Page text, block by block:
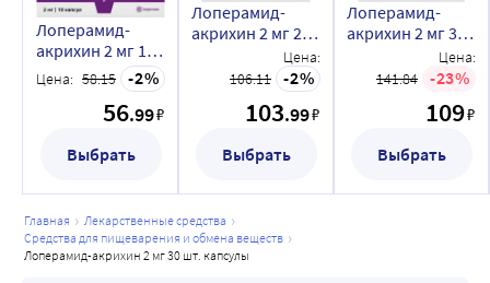
Лоперамид-
акрихин 2 мг 10
шт. капсулы
Цена: 58.15 2
56.99₽
Выбрать
Лоперамид-
акрихин 2 мг 20
Цена:
106.11
2
103.99₽
Выбрать
Лоперамид-
акрихин 2 мг 30
Цена:
141.84
23
109₽
Выбрать
главная
лекарственные средства
средства для пищеварения и обмена веществ
лоперамид-акрихин 2 мг 30 шт. капсулы